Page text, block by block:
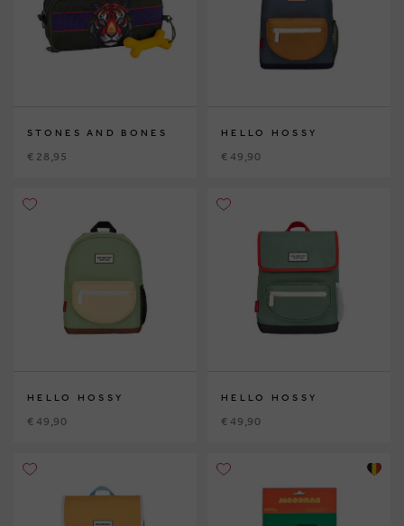
STONES AND BONES
€ 28,95
HELLO HOSSY
€ 49,90
HELLO HOSSY
€ 49,90
HELLO HOSSY
€ 49,90